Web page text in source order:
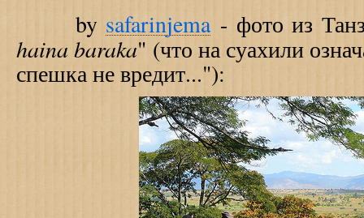
by safarinjema- фото из
haina baraka" (что на суахили
спешка не вредит..."):